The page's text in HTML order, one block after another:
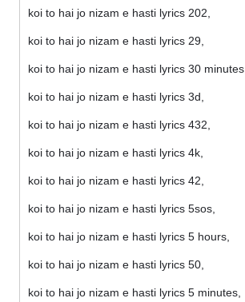
koi to hai jo nizam e hasti lyrics 202,
koi to hai jo nizam e hasti lyrics 29,
koi to hai jo nizam e hasti lyrics 30 minutes,
koi to hai jo nizam e hasti lyrics 3d,
koi to hai jo nizam e hasti lyrics 432,
koi to hai jo nizam e hasti lyrics 4k,
koi to hai jo nizam e hasti lyrics 42,
koi to hai jo nizam e hasti lyrics 5sos,
koi to hai jo nizam e hasti lyrics 5 hours,
koi to hai jo nizam e hasti lyrics 50,
koi to hai jo nizam e hasti lyrics 5 minutes,